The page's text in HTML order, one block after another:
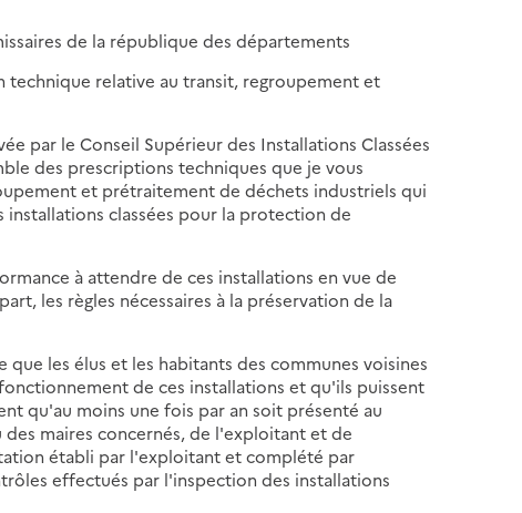
de la république des départements
technique relative au transit, regroupement et
par le Conseil Supérieur des Installations Classées
des prescriptions techniques que je vous
et prétraitement de déchets industriels qui
installations classées pour la protection de
à attendre de ces installations en vue de
les règles nécessaires à la préservation de la
les élus et les habitants des communes voisines
de ces installations et qu'ils puissent
qu'au moins une fois par an soit présenté au
maires concernés, de l'exploitant et de
établi par l'exploitant et complété par
effectués par l'inspection des installations